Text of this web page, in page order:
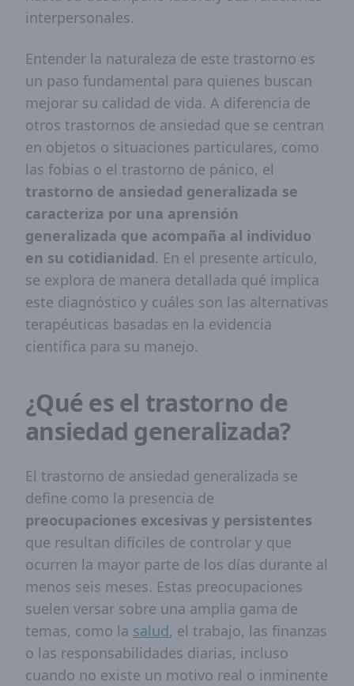
interpersonales.
Entender la naturaleza de este trastorno es
un paso fundamental para quienes buscan
mejorar su calidad de vida. A diferencia de
otros trastornos de ansiedad que se centran
en objetos o situaciones particulares, como
las fobias o el trastorno de pánico, el
trastorno de ansiedad generalizada se
caracteriza por una aprensión
generalizada que acompaña al individuo
en su cotidianidad. En el presente artículo,
se explora de manera detallada qué implica
este diagnóstico y cuáles son las alternativas
terapéuticas basadas en la evidencia
científica para su manejo.
¿Qué es el trastorno de
ansiedad generalizada?
El trastorno de ansiedad generalizada se
define como la presencia de
preocupaciones excesivas y persistentes
que resultan difíciles de controlar y que
ocurren la mayor parte de los días durante al
menos seis meses. Estas preocupaciones
suelen versar sobre una amplia gama de
temas, como la salud, el trabajo, las finanzas
o las responsabilidades diarias, incluso
cuando no existe un motivo real o inminente